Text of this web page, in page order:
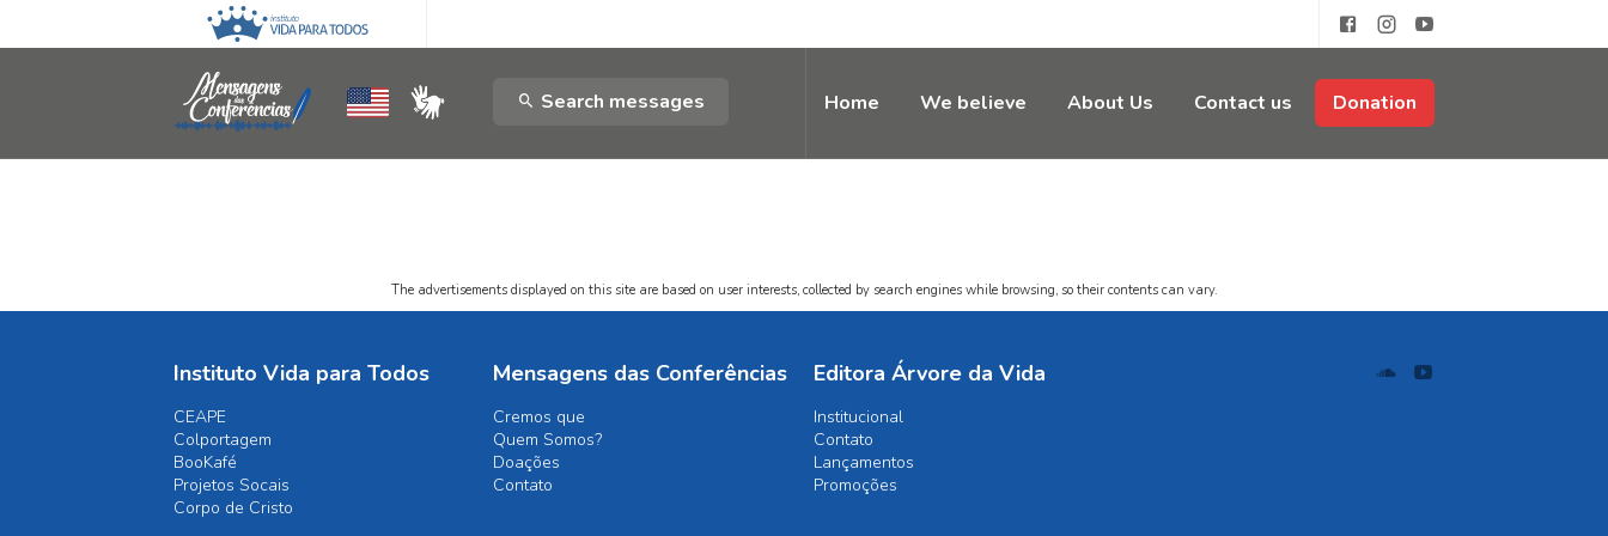
Search messages Home We believe About Us Contact us Donation
The advertisements displayed on this site are based on user interests, collected by search engines while browsing, so their contents can vary.
Instituto Vida para Todos
CEAPE
Colportagem
BooKafé
Projetos Socais
Corpo de Cristo
Mensagens das Conferências
Cremos que
Quem Somos?
Doações
Contato
Editora Árvore da Vida
Institucional
Contato
Lançamentos
Promoções